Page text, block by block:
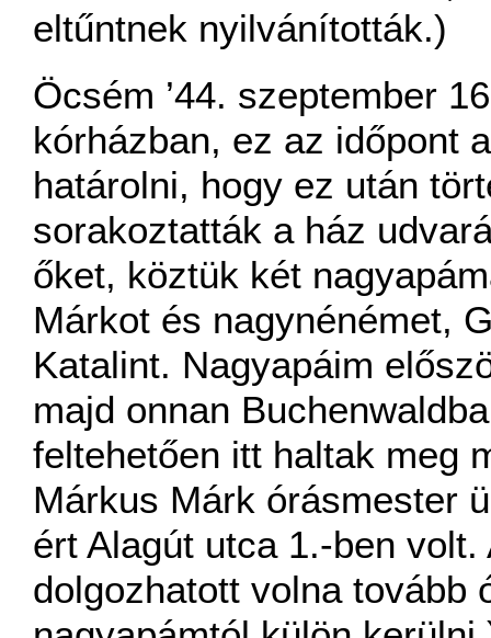
eltűntnek nyilvánították.)
Öcsém ’44. szeptember
kórházban, ez az időpont
határolni, hogy ez után
sorakoztatták a ház
őket, köztük két
Márkot és nagynénémet,
Katalint. Nagyapáim
majd onnan
feltehetően itt haltak meg
Márkus Márk órásmester
ért Alagút utca 1.-ben
dolgozhatott volna tovább